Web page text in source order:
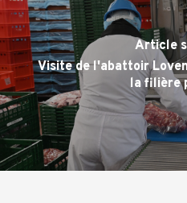
Article
Visite de l'abattoir
la filière